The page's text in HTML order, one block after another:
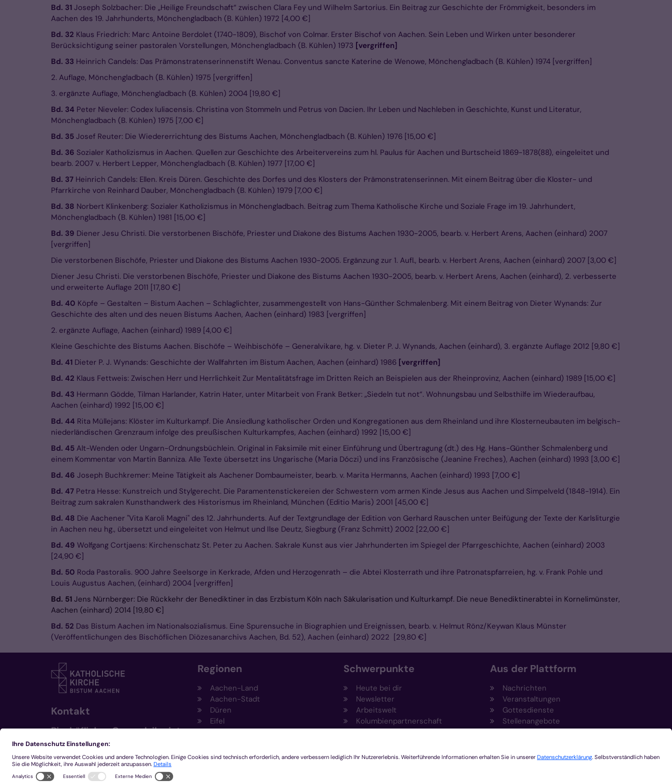
Bd. 31 Joseph Solzbacher: Die „Heilige Freundschaft“ zwischen Clara Fey und Wilhelm Sartorius. Ein Beitrag zur Geschichte der Frömmigkeit, besonders im
Aachen des 19. Jahrhunderts, Mönchengladbach (B. Kühlen) 1972 [4,00 €]
Bd. 32 Klaus Friedrich: Marc Antoine Berdolet (1740-1809), Bischof von Colmar. Erster Bischof von Aachen. Sein Leben und Wirken unter besonderer
Berücksichtigung seiner pastoralen Vorstellungen, Mönchengladbach (B. Kühlen) 1973 [vergriffen]
Bd. 33 Heinrich Candels: Das Prämonstratenserinnenstift Wenau. Conventus sancte Katerine de Wenowe, Mönchengladbach (B. Kühlen) 1974 [vergriffen]
2. Auflage, Mönchengladbach (B. Kühlen) 1975 [vergriffen]
3. ergänzte Auflage, Mönchengladbach (B. Kühlen) 2004 [19,80 €]
Bd. 34 Peter Nieveler: Codex Iuliacensis. Christina von Stommeln und Petrus von Dacien. Ihr Leben und Nachleben in Geschichte, Kunst und Literatur,
Mönchengladbach (B. Kühlen) 1975 [7,00 €]
Bd. 35 Josef Reuter: Die Wiedererrichtung des Bistums Aachen, Mönchengladbach (B. Kühlen) 1976 [15,00 €]
Bd. 36 Sozialer Katholizismus in Aachen. Quellen zur Geschichte des Arbeitervereins zum hl. Paulus für Aachen und Burtscheid 1869-1878(88), eingeleitet und
bearb. 2007 v. Herbert Lepper, Mönchengladbach (B. Kühlen) 1977 [17,00 €]
Bd. 37 Heinrich Candels: Ellen. Kreis Düren. Geschichte des Dorfes und des Klosters der Prämonstratenserinnen. Mit einem Beitrag über die Kloster- und
Pfarrkirche von Reinhard Dauber, Mönchengladbach (B. Kühlen) 1979 [7,00 €]
Bd. 38 Norbert Klinkenberg: Sozialer Katholizismus in Mönchengladbach. Beitrag zum Thema Katholische Kirche und Soziale Frage im 19. Jahrhundert,
Mönchengladbach (B. Kühlen) 1981 [15,00 €]
Bd. 39 Diener Jesu Christi. Die verstorbenen Bischöfe, Priester und Diakone des Bistums Aachen 1930-2005, bearb. v. Herbert Arens, Aachen (einhard) 2007
[vergriffen]
Die verstorbenen Bischöfe, Priester und Diakone des Bistums Aachen 1930-2005. Ergänzung zur 1. Aufl., bearb. v. Herbert Arens, Aachen (einhard) 2007 [3,00 €]
Diener Jesu Christi. Die verstorbenen Bischöfe, Priester und Diakone des Bistums Aachen 1930-2005, bearb. v. Herbert Arens, Aachen (einhard), 2. verbesserte
und erweiterte Auflage 2011 [17,80 €]
Bd. 40 Köpfe – Gestalten – Bistum Aachen – Schlaglichter, zusammengestellt von Hans-Günther Schmalenberg. Mit einem Beitrag von Dieter Wynands: Zur
Geschichte des alten und des neuen Bistums Aachen, Aachen (einhard) 1983 [vergriffen]
2. ergänzte Auflage, Aachen (einhard) 1989 [4,00 €]
Kleine Geschichte des Bistums Aachen. Bischöfe – Weihbischöfe – Generalvikare, hg. v. Dieter P. J. Wynands, Aachen (einhard), 3. ergänzte Auflage 2012 [9,80 €]
Bd. 41 Dieter P. J. Wynands: Geschichte der Wallfahrten im Bistum Aachen, Aachen (einhard) 1986 [vergriffen]
Bd. 42 Klaus Fettweis: Zwischen Herr und Herrlichkeit Zur Mentalitätsfrage im Dritten Reich an Beispielen aus der Rheinprovinz, Aachen (einhard) 1989 [15,00 €]
Bd. 43 Hermann Gödde, Tilman Harlander, Katrin Hater, unter Mitarbeit von Frank Betker: „Siedeln tut not“. Wohnungsbau und Selbsthilfe im Wiederaufbau,
Aachen (einhard) 1992 [15,00 €]
Bd. 44 Rita Müllejans: Klöster im Kulturkampf. Die Ansiedlung katholischer Orden und Kongregationen aus dem Rheinland und ihre Klosterneubauten im belgisch-
niederländischen Grenzraum infolge des preußischen Kulturkampfes, Aachen (einhard) 1992 [15,00 €]
Bd. 45 Alt-Wenden oder Ungarn-Ordnungsbüchlein. Original in Faksimile mit einer Einführung und Übertragung (dt.) des Hg. Hans-Günther Schmalenberg und
einem Kommentar von Martin Banniza. Alle Texte übersetzt ins Ungarische (Maria Dóczi) und ins Französische (Jeanine Freches), Aachen (einhard) 1993 [3,00 €]
Bd. 46 Joseph Buchkremer: Meine Tätigkeit als Aachener Dombaumeister, bearb. v. Marita Hermanns, Aachen (einhard) 1993 [7,00 €]
Bd. 47 Petra Hesse: Kunstreich und Stylgerecht. Die Paramentenstickereien der Schwestern vom armen Kinde Jesus aus Aachen und Simpelveld (1848-1914). Ein
Beitrag zum sakralen Kunsthandwerk des Historismus im Rheinland, München (Editio Maris) 2001 [45,00 €]
Bd. 48 Die Aachener "Vita Karoli Magni" des 12. Jahrhunderts. Auf der Textgrundlage der Edition von Gerhard Rauschen unter Beifügung der Texte der Karlsliturgie
in Aachen neu hg., übersetzt und eingeleitet von Helmut und Ilse Deutz, Siegburg (Franz Schmitt) 2002 [22,00 €]
Bd. 49 Wolfgang Cortjaens: Kirchenschatz St. Peter zu Aachen. Sakrale Kunst aus vier Jahrhunderten im Spiegel der Pfarrgeschichte, Aachen (einhard) 2003
[24,90 €]
Bd. 50 Roda Pastoralis. 900 Jahre Seelsorge in Kerkrade, Afden und Herzogenrath – die Abtei Klosterrath und ihre Patronatspfarreien, hg. v. Frank Pohle und
Louis Augustus Aachen, (einhard) 2004 [vergriffen]
Bd. 51 Jens Nürnberger: Die Rückkehr der Benediktiner in das Erzbistum Köln nach Säkularisation und Kulturkampf. Die neue Benediktinerabtei in Kornelimünster,
Aachen (einhard) 2014 [19,80 €]
Bd. 52 Das Bistum Aachen im Nationalsozialismus. Eine Spurensuche in Biographien und Ereignissen, bearb. v. Helmut Rönz/Keywan Klaus Münster
(Veröffentlichungen des Bischöflichen Diözesanarchivs Aachen, Bd. 52), Aachen (einhard) 2022 [29,80 €]
Kontakt
Bischöfliches Generalvikariat
Aachen
+49 241 452-0
kommunikation@bistum-
aachen.de
Regionen
Aachen-Land
Aachen-Stadt
Düren
Eifel
Krefeld
Schwerpunkte
Heute bei dir
Newsletter
Arbeitswelt
Kolumbienpartnerschaft
Fundraising
Aus der Plattform
Nachrichten
Veranstaltungen
Gottesdienste
Stellenangebote
Rechtsdatenbank